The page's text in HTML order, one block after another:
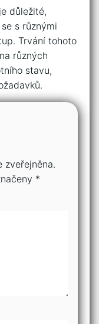
důležité,
s různými
Trvání tohoto
různých
stavu,
zveřejněna.
*